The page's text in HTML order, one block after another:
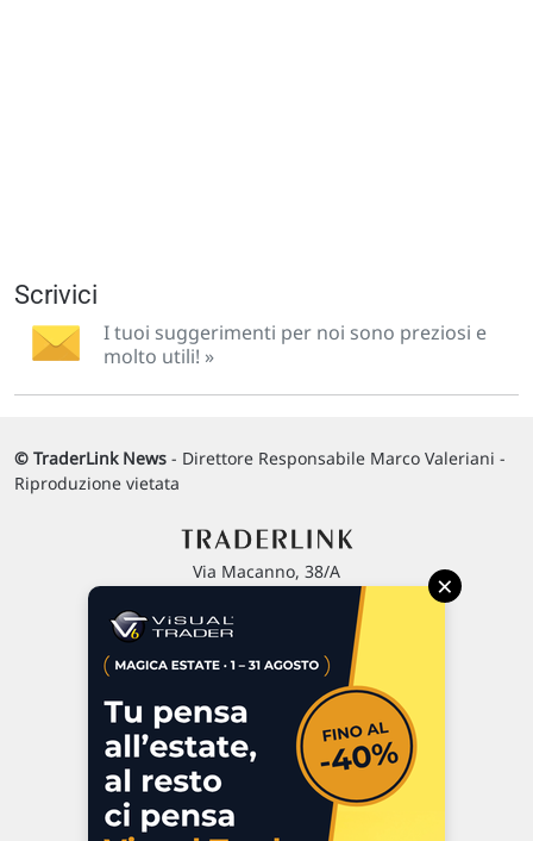
Scrivici
I tuoi suggerimenti per noi sono preziosi e
molto utili! »
© TraderLink News - Direttore Responsabile Marco Valeriani -
Riproduzione vietata
Via Macanno, 38/A
P.IVA 02 452 460 401
Commenti e segnalazioni
Contattaci
×